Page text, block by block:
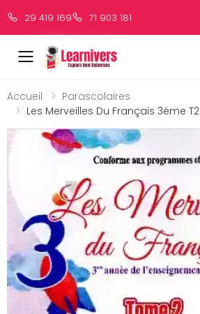
29 419 169 71 903 181
Accueil
Parascolaires
Les Merveilles Du Français 3éme T2